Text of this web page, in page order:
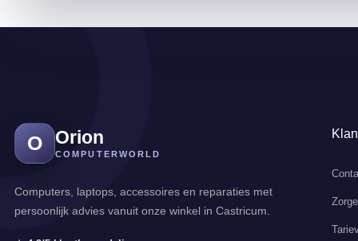
O Orion
COMPUTERWORLD
Computers, laptops, accessoires en reparaties met
persoonlijk advies vanuit onze winkel in Castricum.